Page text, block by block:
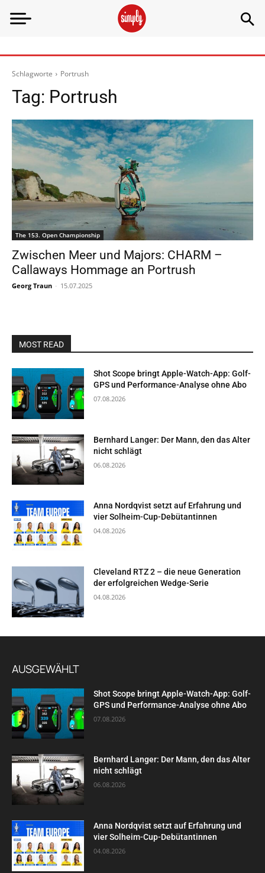
Schlagworte Portrush
Tag: Portrush
The 153. Open Championship
Zwischen Meer und Majors: CHARM –
Callaways Hommage an Portrush
Georg Traun - 15.07.2025
MOST READ
Shot Scope bringt Apple-Watch-App: Golf-
GPS und Performance-Analyse ohne Abo
07.08.2026
Bernhard Langer: Der Mann, den das Alter
nicht schlägt
06.08.2026
Anna Nordqvist setzt auf Erfahrung und
vier Solheim-Cup-Debütantinnen
04.08.2026
Cleveland RTZ 2 – die neue Generation
der erfolgreichen Wedge-Serie
04.08.2026
AUSGEWÄHLT
Shot Scope bringt Apple-Watch-App: Golf-
GPS und Performance-Analyse ohne Abo
07.08.2026
Bernhard Langer: Der Mann, den das Alter
nicht schlägt
06.08.2026
Anna Nordqvist setzt auf Erfahrung und
vier Solheim-Cup-Debütantinnen
04.08.2026